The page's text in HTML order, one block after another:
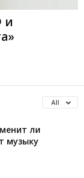
и
All
ли
музыку